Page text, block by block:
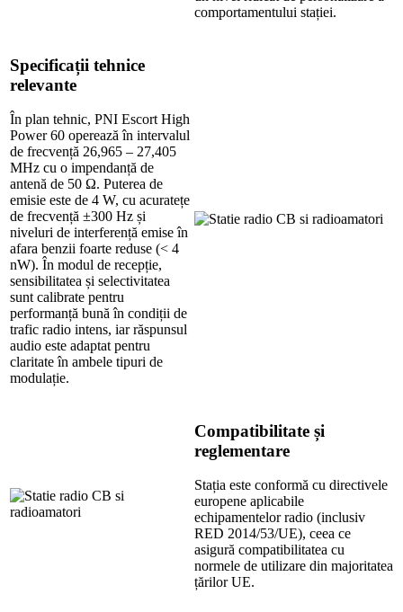
comportamentului stației.
Specificații tehnice
relevante
În plan tehnic, PNI Escort High
Power 60 operează în intervalul
de frecvență 26,965 – 27,405
MHz cu o impendanță de
antenă de 50 Ω. Puterea de
emisie este de 4 W, cu acuratețe
de frecvență ±300 Hz și
niveluri de interferență emise în
afara benzii foarte reduse (< 4
nW). În modul de recepție,
sensibilitatea și selectivitatea
sunt calibrate pentru
performanță bună în condiții de
trafic radio intens, iar răspunsul
audio este adaptat pentru
claritate în ambele tipuri de
modulație.
Compatibilitate și
reglementare
Stația este conformă cu directivele
europene aplicabile
echipamentelor radio (inclusiv
RED 2014/53/UE), ceea ce
asigură compatibilitatea cu
normele de utilizare din majoritatea
țărilor UE.